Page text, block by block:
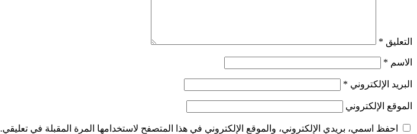
التعليق *
الاسم *
البريد الإلكتروني *
الموقع الإلكتروني
احفظ اسمي، بريدي الإلكتروني، والموقع الإلكتروني في هذا المتصفح لاستخدامها المرة المقبلة في تعليقي.